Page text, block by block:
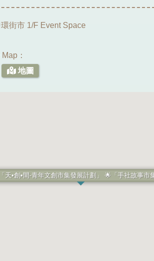
街市 1/F Event Space
：
地圖
「天•創•間-青年文創市集發展計劃」 🌟「手社故事市